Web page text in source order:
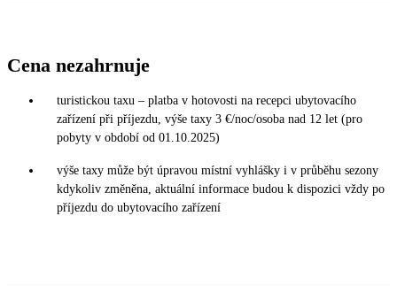
Cena nezahrnuje
turistickou taxu – platba v hotovosti na recepci ubytovacího
zařízení při příjezdu, výše taxy 3 €/noc/osoba nad 12 let (pro
pobyty v období od 01.10.2025)
výše taxy může být úpravou místní vyhlášky i v průběhu sezony
kdykoliv změněna, aktuální informace budou k dispozici vždy po
příjezdu do ubytovacího zařízení